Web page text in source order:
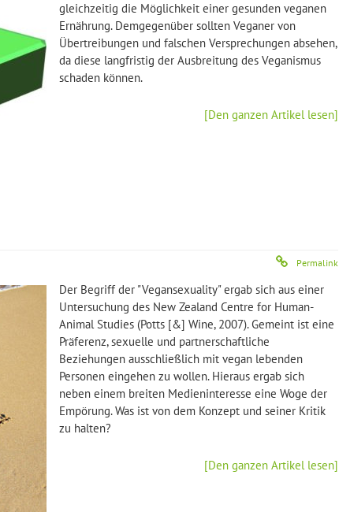
gleichzeitig die Möglichkeit einer gesunden veganen
Ernährung. Demgegenüber sollten Veganer von
Übertreibungen und falschen Versprechungen absehen,
da diese langfristig der Ausbreitung des Veganismus
schaden können.
[Den ganzen Artikel lesen]
Permalink
Der Begriff der "Vegansexuality" ergab sich aus einer
Untersuchung des New Zealand Centre for Human-
Animal Studies (Potts [&] Wine, 2007). Gemeint ist eine
Präferenz, sexuelle und partnerschaftliche
Beziehungen ausschließlich mit vegan lebenden
Personen eingehen zu wollen. Hieraus ergab sich
neben einem breiten Medieninteresse eine Woge der
Empörung. Was ist von dem Konzept und seiner Kritik
zu halten?
[Den ganzen Artikel lesen]